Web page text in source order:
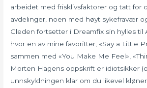
arbeidet med frisklivsfaktorer og tatt for
avdelinger, noen med høyt sykefravær
Gleden fortsetter i Dreamfix sin hylles til
hvor en av mine favoritter, «Say a Little
sammen med «You Make Me Feel»,
Morten Hagens oppskrift er idiotsikker
unnskyldningen klar om du likevel